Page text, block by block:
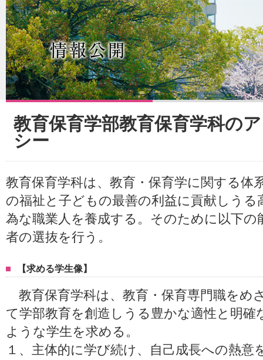
教育保育学部教育保育学科の
シー
教育保育学科は、教育・保育学に関する体
の福祉と子どもの最善の利益に貢献しうる
為な職業人を養成する。そのために以下
者の選抜を行う。
【求める学生像】
教育保育学科は、教育・保育専門職をめ
て学部教育を創造しうる豊かな適性と明確
ような学生を求める。
１、主体的に学び続け、自己成長への熱意